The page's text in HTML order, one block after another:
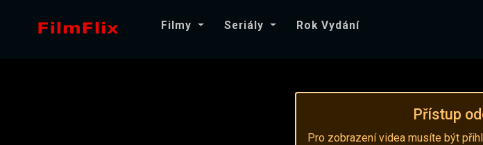
Filmy Seriály Rok Vydání
Přístup
Pro zobrazení videa musíte být